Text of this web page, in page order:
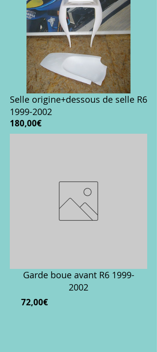
Selle origine+dessous de selle R6
1999-2002
180,00€Prix
Garde boue avant R6 1999-
2002
72,00€Prix